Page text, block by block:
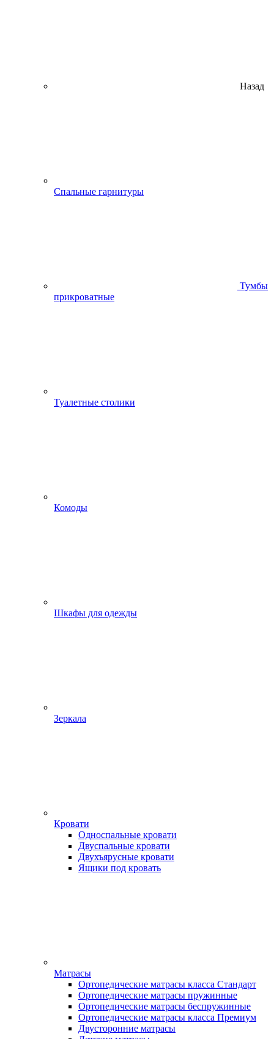
Назад
Спальные гарнитуры
Тумбы
прикроватные
Туалетные столики
Комоды
Шкафы для одежды
Зеркала
Кровати
Односпальные кровати
Двуспальные кровати
Двухъярусные кровати
Ящики под кровать
Матрасы
Ортопедические матрасы класса Стандарт
Ортопедические матрасы пружинные
Ортопедические матрасы беспружинные
Ортопедические матрасы класса Премиум
Двусторонние матрасы